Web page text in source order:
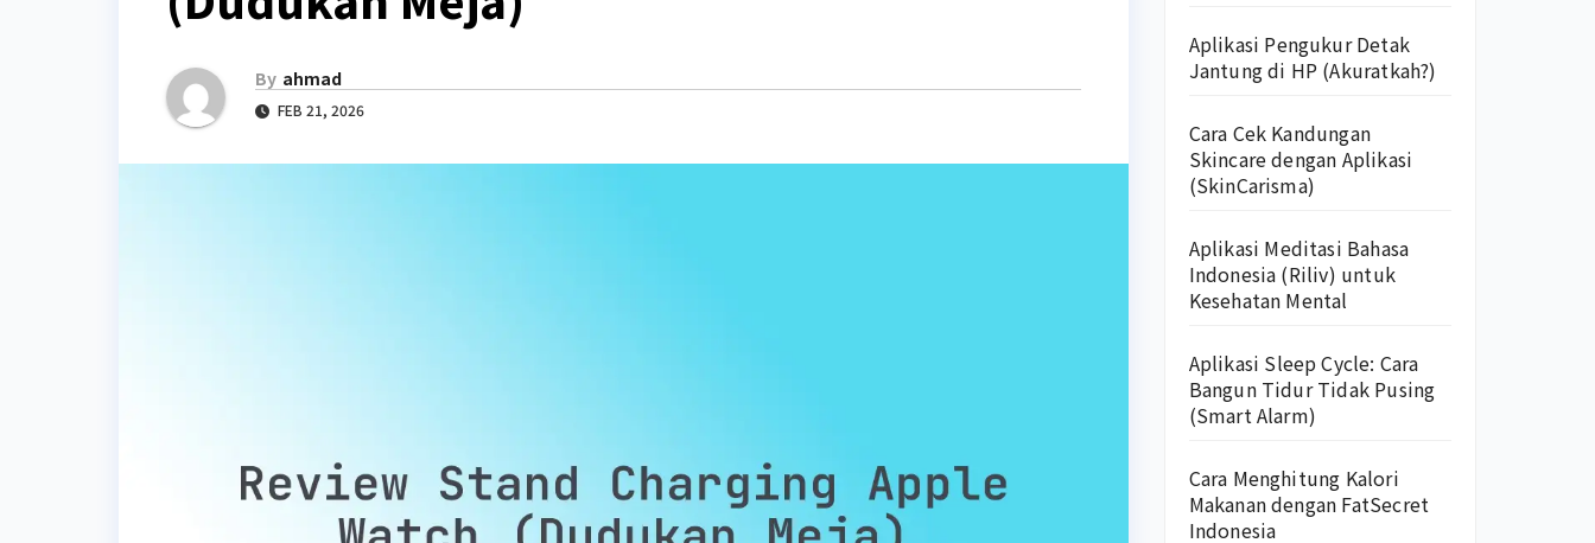
By ahmad
FEB 21, 2026
Aplikasi Pengukur Detak
Jantung di HP (Akuratkah?)
Cara Cek Kandungan
Skincare dengan Aplikasi
(SkinCarisma)
Aplikasi Meditasi Bahasa
Indonesia (Riliv) untuk
Kesehatan Mental
Aplikasi Sleep Cycle: Cara
Bangun Tidur Tidak Pusing
(Smart Alarm)
Cara Menghitung Kalori
Makanan dengan FatSecret
Indonesia